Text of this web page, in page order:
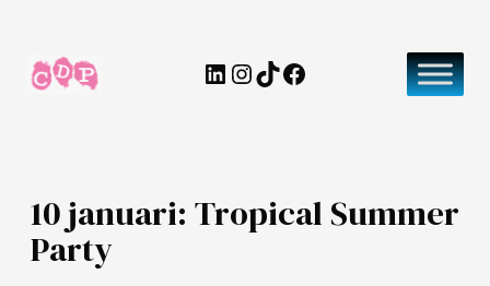
naar
LinkedIn
Instagram
TikTok
Facebook
10 januari: Tropical Summer
Party